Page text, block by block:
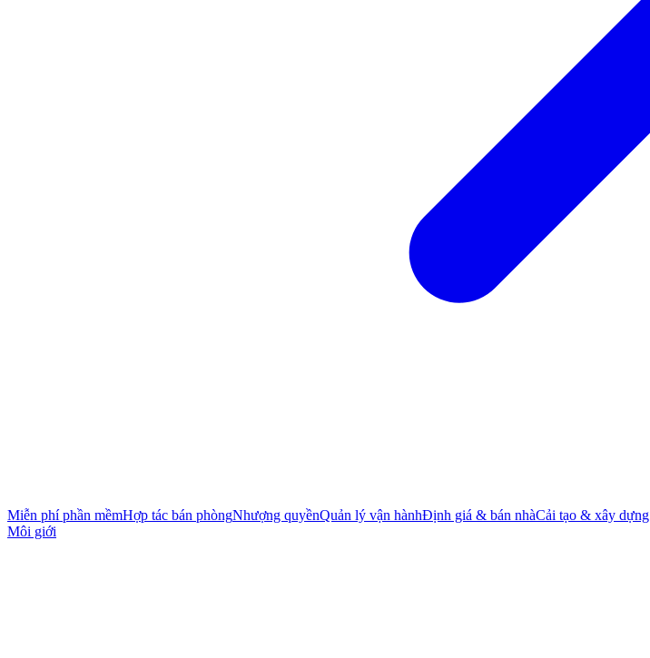
Miễn phí phần mềmHợp tác bán phòngNhượng quyềnQuản lý vận hànhĐịnh giá & bán nhàCải tạo & xây dựng
Môi giới